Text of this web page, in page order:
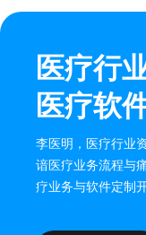
医疗行
医疗软
李医明，医疗行业
谙医疗业务流程与
疗业务与软件定制